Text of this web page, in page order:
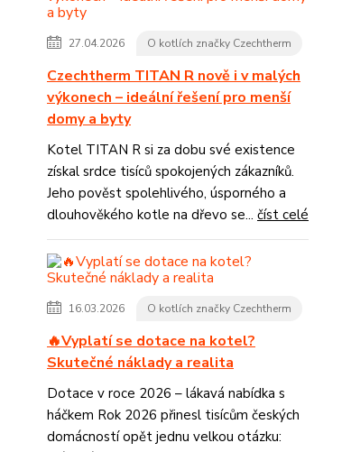
27.04.2026 O kotlích značky Czechtherm
Czechtherm TITAN R nově i v malých
výkonech – ideální řešení pro menší
domy a byty
Kotel TITAN R si za dobu své existence
získal srdce tisíců spokojených zákazníků.
Jeho pověst spolehlivého, úsporného a
dlouhověkého kotle na dřevo se... číst celé
16.03.2026 O kotlích značky Czechtherm
🔥Vyplatí se dotace na kotel?
Skutečné náklady a realita
Dotace v roce 2026 – lákavá nabídka s
háčkem Rok 2026 přinesl tisícům českých
domácností opět jednu velkou otázku: